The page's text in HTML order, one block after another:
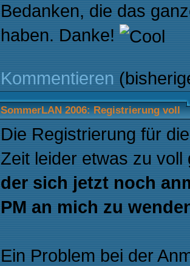
Bedanken, die das
haben. Danke!
Kommentieren
SommerLAN 2006: Registrierung voll
Die Registrierung für
Zeit leider etwas zu
der sich jetzt noch
PM an mich zu
Ein Problem bei der